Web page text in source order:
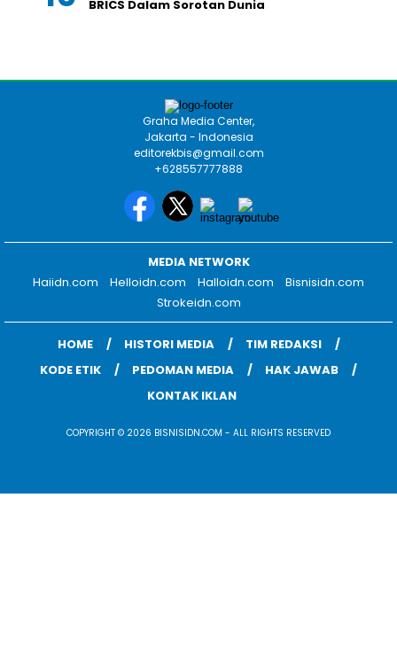
BRICS Dalam Sorotan Dunia
Graha Media Center,
Jakarta - Indonesia
editorekbis@gmail.com
+628557777888
MEDIA NETWORK
Haiidn.com
Helloidn.com Halloidn.com
Bisnisidn.com
Strokeidn.com
HOME HISTORI MEDIA
TIM REDAKSI
KODE ETIK
PEDOMAN MEDIA
HAK JAWAB
KONTAK IKLAN
COPYRIGHT © 2026 BISNISIDN.COM - ALL RIGHTS RESERVED